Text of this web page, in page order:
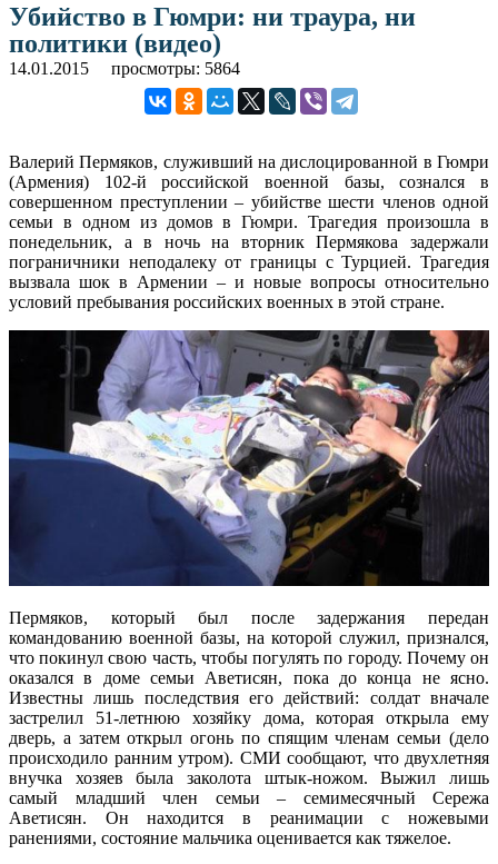
Убийство в Гюмри: ни траура, ни
политики (видео)
14.01.2015 просмотры: 5864
Валерий Пермяков, служивший на дислоцированной в Гюмри
(Армения) 102-й российской военной базы, сознался в
совершенном преступлении – убийстве шести членов одной
семьи в одном из домов в Гюмри. Трагедия произошла в
понедельник, а в ночь на вторник Пермякова задержали
пограничники неподалеку от границы с Турцией. Трагедия
вызвала шок в Армении – и новые вопросы относительно
условий пребывания российских военных в этой стране.
Пермяков, который был после задержания передан
командованию военной базы, на которой служил, признался,
что покинул свою часть, чтобы погулять по городу. Почему он
оказался в доме семьи Аветисян, пока до конца не ясно.
Известны лишь последствия его действий: солдат вначале
застрелил 51-летнюю хозяйку дома, которая открыла ему
дверь, а затем открыл огонь по спящим членам семьи (дело
происходило ранним утром). СМИ сообщают, что двухлетняя
внучка хозяев была заколота штык-ножом. Выжил лишь
самый младший член семьи – семимесячный Сережа
Аветисян. Он находится в реанимации с ножевыми
ранениями, состояние мальчика оценивается как тяжелое.